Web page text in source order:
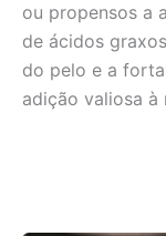
ou propensos a
de ácidos
do pelo e a
adição valiosa à